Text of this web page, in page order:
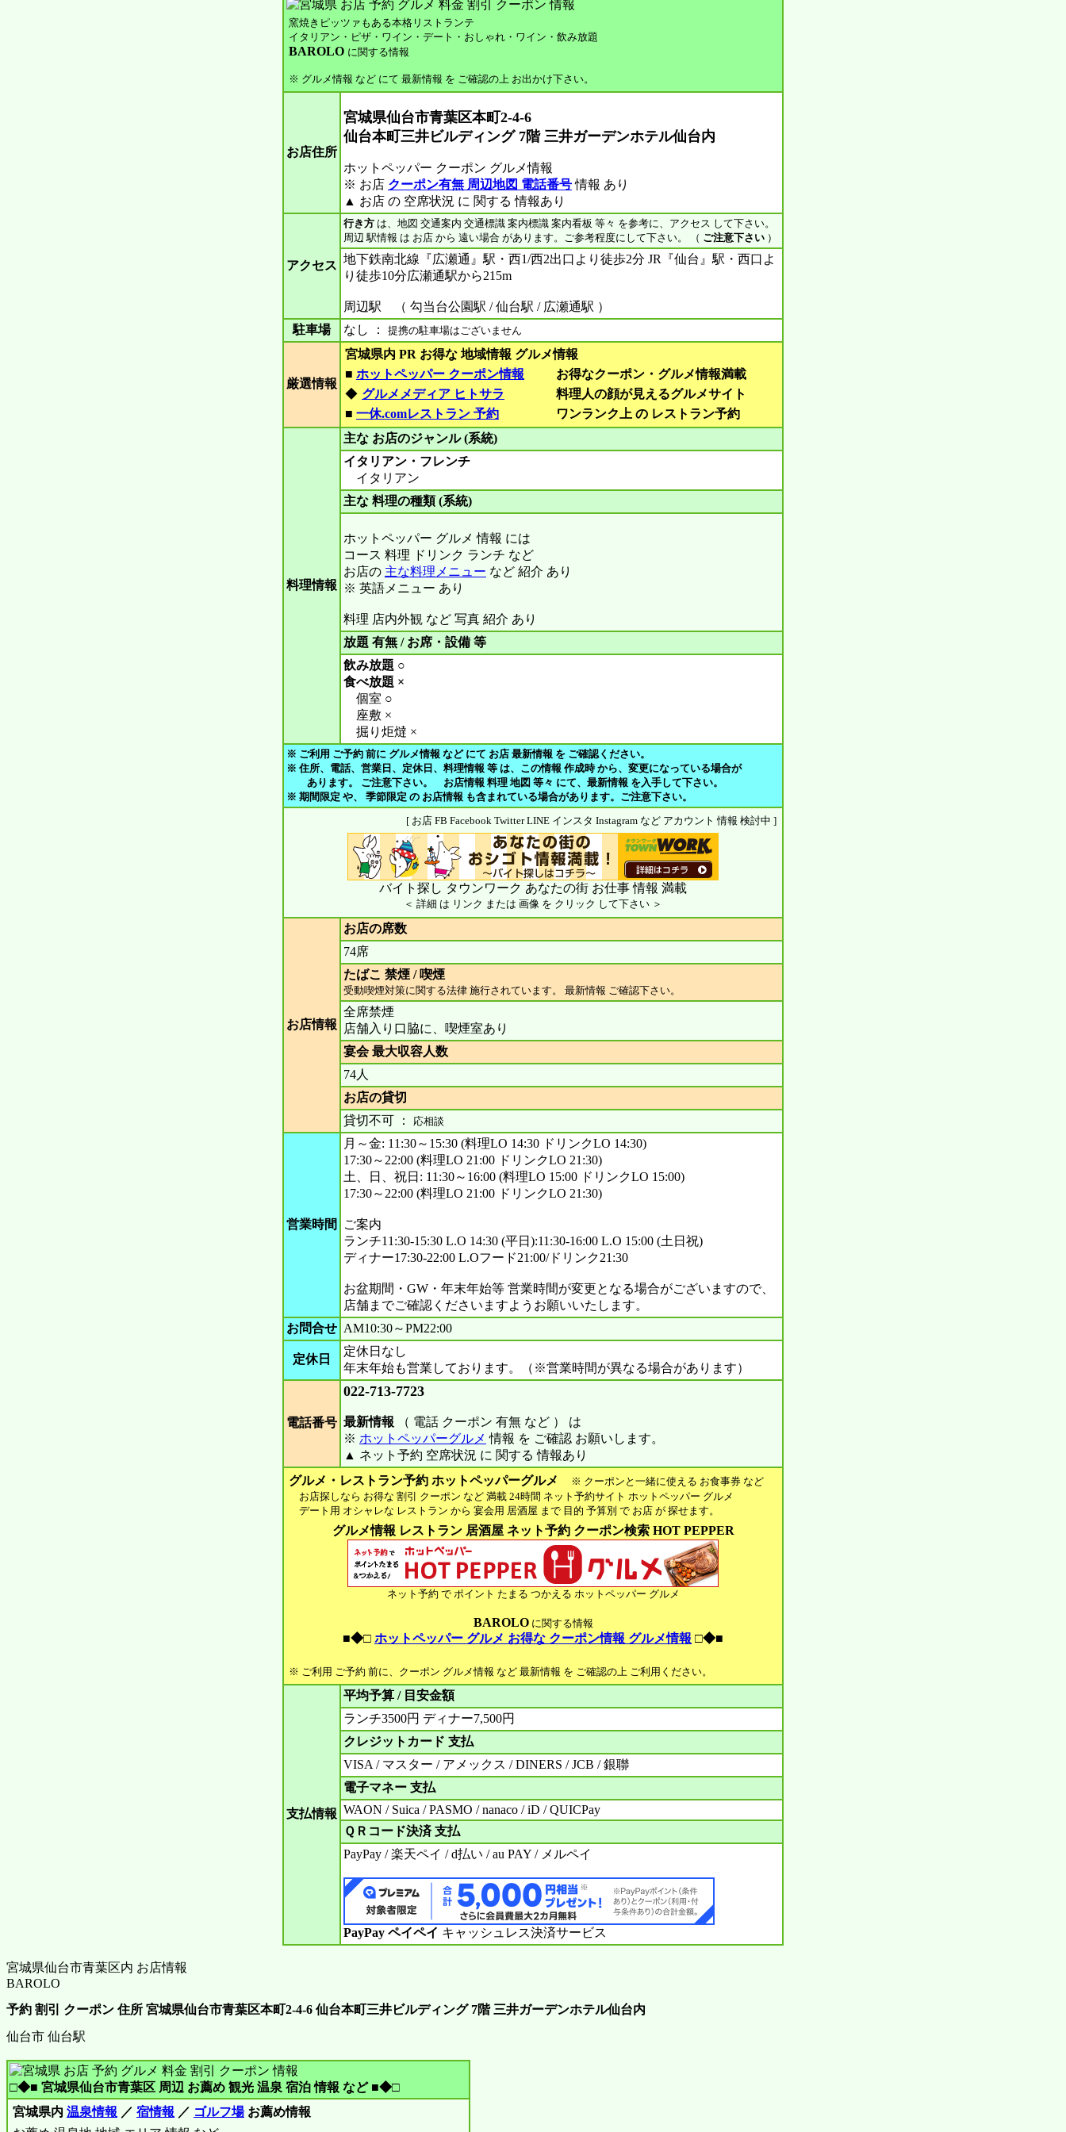
窯焼きピッツァもある本格リストランテ
イタリアン・ピザ・ワイン・デート・おしゃれ・ワイン・飲み放題
BAROLO に関する情報
※ グルメ情報 など にて 最新情報 を ご確認の上 お出かけ下さい。
お店住所
宮城県仙台市青葉区本町2-4-6
仙台本町三井ビルディング 7階 三井ガーデンホテル仙台内
ホットペッパー クーポン グルメ情報
※ お店 クーポン有無 周辺地図 電話番号情報 あり
▲ お店 の 空席状況 に 関する 情報あり
アクセス
行き方 は、地図 交通案内 交通標識 案内標識 案内看板 等々 を参考に、アクセス して下さい。
周辺 駅情報 は お店 から 遠い場合 があります。ご参考程度にして下さい。 （ ご注意下さい ）
地下鉄南北線『広瀬通』駅・西1/西2出口より徒歩2分 JR『仙台』駅・西口よ
り徒歩10分広瀬通駅から215m
周辺駅 （ 勾当台公園駅 / 仙台駅 / 広瀬通駅 ）
駐車場
なし ： 提携の駐車場はございません
厳選情報
宮城県内 PR お得な 地域情報 グルメ情報
■ ホットペッパー クーポン情報
お得なクーポン・グルメ情報満載
◆ グルメメディア ヒトサラ
料理人の顔が見えるグルメサイト
■ 一休.comレストラン 予約 ワンランク上 の レストラン予約
料理情報
主な お店のジャンル (系統)
イタリアン・フレンチ
イタリアン
主な 料理の種類 (系統)
ホットペッパー グルメ 情報 には
コース 料理 ドリンク ランチ など
お店の 主な料理メニュー など 紹介 あり
※ 英語メニュー あり
料理 店内外観 など 写真 紹介 あり
放題 有無 / お席・設備 等
飲み放題 ○
食べ放題 ×
個室 ○
座敷 ×
掘り炬燵 ×
※ ご利用 ご予約 前に グルメ情報 など にて お店 最新情報 を ご確認ください。
※ 住所、電話、営業日、定休日、料理情報 等 は、この情報 作成時 から、変更になっている場合が
あります。 ご注意下さい。 お店情報 料理 地図 等々 にて、最新情報 を入手して下さい。
※ 期間限定 や、 季節限定 の お店情報 も含まれている場合があります。ご注意下さい。
[ お店 FB Facebook Twitter LINE インスタ Instagram など アカウント 情報 検討中 ]
バイト探し タウンワーク あなたの街 お仕事 情報 満載
＜ 詳細 は リンク または 画像 を クリック して下さい ＞
お店情報
お店の席数
74席
たばこ 禁煙 / 喫煙
受動喫煙対策に関する法律 施行されています。 最新情報 ご確認下さい。
全席禁煙
店舗入り口脇に、喫煙室あり
宴会 最大収容人数
74人
お店の貸切
貸切不可 ：
応相談
営業時間
月～金: 11:30～15:30 (料理LO 14:30 ドリンクLO 14:30)
17:30～22:00 (料理LO 21:00 ドリンクLO 21:30)
土、日、祝日: 11:30～16:00 (料理LO 15:00 ドリンクLO 15:00)
17:30～22:00 (料理LO 21:00 ドリンクLO 21:30)
ご案内
ランチ11:30-15:30 L.O 14:30 (平日):11:30-16:00 L.O 15:00 (土日祝)
ディナー17:30-22:00 L.Oフード21:00/ドリンク21:30
お盆期間・GW・年末年始等 営業時間が変更となる場合がございますので、
店舗までご確認くださいますようお願いいたします。
お問合せ AM10:30～PM22:00
定休日
定休日なし
年末年始も営業しております。（※営業時間が異なる場合があります）
電話番号
022-713-7723
最新情報 （ 電話 クーポン 有無 など ） は
※ ホットペッパーグルメ 情報 を ご確認 お願いします。
▲ ネット予約 空席状況 に 関する 情報あり
グルメ・レストラン予約 ホットペッパーグルメ
※ クーポンと一緒に使える お食事券 など
お店探しなら お得な 割引 クーポン など 満載 24時間 ネット予約サイト ホットペッパー グルメ
デート用 オシャレな レストラン から 宴会用 居酒屋 まで 目的 予算別 で お店 が 探せます。
グルメ情報 レストラン 居酒屋 ネット予約 クーポン検索 HOT PEPPER
ネット予約 で ポイント たまる つかえる ホットペッパー グルメ
BAROLOに関する情報
■◆□ ホットペッパー グルメ お得な クーポン情報 グルメ情報 □◆■
※ ご利用 ご予約 前に、クーポン グルメ情報 など 最新情報 を ご確認の上 ご利用ください。
支払情報
平均予算 / 目安金額
ランチ3500円 ディナー7,500円
クレジットカード 支払
VISA / マスター / アメックス / DINERS / JCB / 銀聯
電子マネー 支払
WAON / Suica / PASMO / nanaco / iD / QUICPay
ＱＲコード決済 支払
PayPay / 楽天ペイ / d払い / au PAY / メルペイ
PayPay ペイペイ キャッシュレス決済サービス
宮城県仙台市青葉区内 お店情報
BAROLO
予約 割引 クーポン 住所 宮城県仙台市青葉区本町2-4-6 仙台本町三井ビルディング 7階 三井ガーデンホテル仙台内
仙台市 仙台駅
□◆■ 宮城県仙台市青葉区 周辺 お薦め 観光 温泉 宿泊 情報 など ■◆□
宮城県内 温泉情報 ／ 宿情報 ／ ゴルフ場お薦め情報